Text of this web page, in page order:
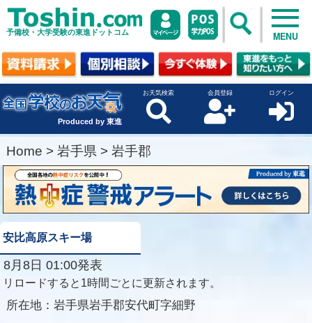
予備校・大学受験の東進ドットコム MENU
Produced by 東進
お天気検索 会員登録 ログイン
Home > 岩手県 > 岩手郡
安比高原スキー場
8月8日 01:00発表
リロードすると1時間ごとに更新されます。
所在地： 岩手県岩手郡安代町字細野